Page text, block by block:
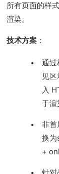
所有页面的样
渲染。
技术方案 ：
通
见
入
于渲
非
换
+